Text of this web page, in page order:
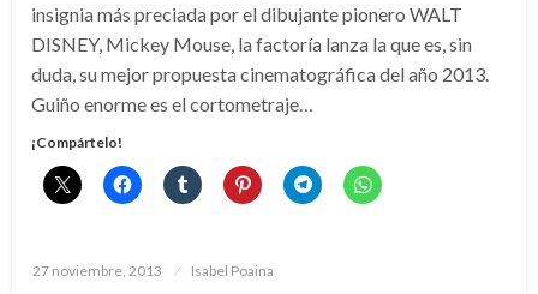
insignia más preciada por el dibujante pionero WALT
DISNEY, Mickey Mouse, la factoría lanza la que es, sin
duda, su mejor propuesta cinematográfica del año 2013.
Guiño enorme es el cortometraje…
¡Compártelo!
Publicado
27 noviembre, 2013 Isabel Poaina